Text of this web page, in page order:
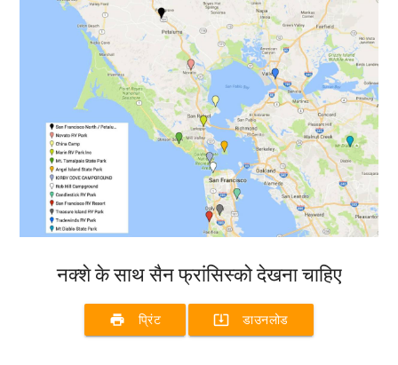
नक्शे के साथ सैन फ्रांसिस्को देखना चाहिए
print प्रिंट system_update_alt डाउनलोड